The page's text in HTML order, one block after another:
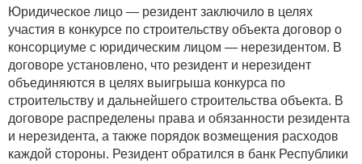
Юридическое лицо — резидент заключило в целях
участия в конкурсе по строительству объекта договор о
консорциуме с юридическим лицом — нерезидентом. В
договоре установлено, что резидент и нерезидент
объединяются в целях выигрыша конкурса по
строительству и дальнейшего строительства объекта. В
договоре распределены права и обязанности резидента
и нерезидента, а также порядок возмещения расходов
каждой стороны. Резидент обратился в банк Республики